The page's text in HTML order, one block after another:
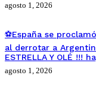
agosto 1, 2026
⚽España se
al derrotar a
ESTRELLA Y OLÉ !!!
agosto 1, 2026